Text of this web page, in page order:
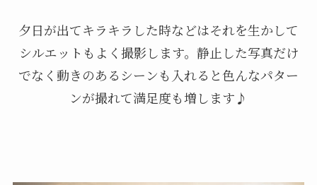
夕日が出てキラキラした時などはそれを生かして
シルエットもよく撮影します。静止した写真だけ
でなく動きのあるシーンも入れると色んなパター
ンが撮れて満足度も増します♪